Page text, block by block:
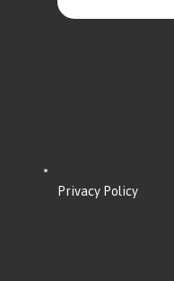
Privacy Policy